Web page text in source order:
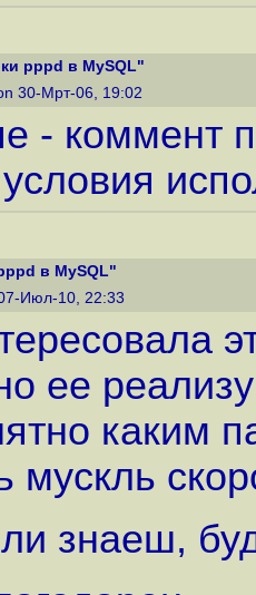
pppd в MySQL"
30-Мрт-06, 19:02
- коммент
в MySQL"
Июл-10, 22:33
ее
каким
мускль
знаеш,